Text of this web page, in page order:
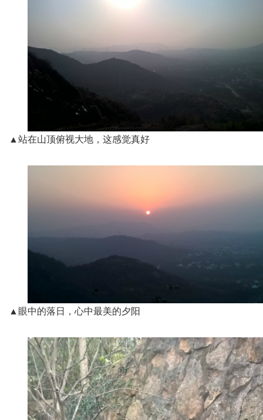
▲站在山顶俯视大地，这感觉真好
▲眼中的落日，心中最美的夕阳